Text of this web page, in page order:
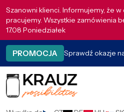
Szanowni klienci. Informujemy, że w
pracujemy. Wszystkie zamówienia
17.08 Poniedziałek
PROMOCJA Sprawdź okazje